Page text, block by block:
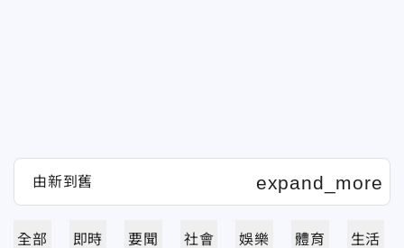
全部 即時 要聞 社會 娛樂 體育 生活